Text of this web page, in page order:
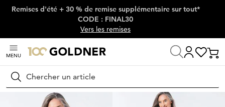
Passer la navigation, aller directement au contenu
Remises d'été + 30 % de remise supplémentaire sur tout*
CODE : FINAL30
Vers les remises
MENU
Rechercher
Maison Mode femme Chemisiers